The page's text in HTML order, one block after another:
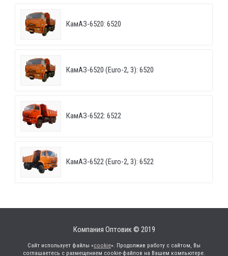
КамАЗ-6520: 6520
КамАЗ-6520 (Euro-2, 3): 6520
КамАЗ-6522: 6522
КамАЗ-6522 (Euro-2, 3): 6522
Компания Оптовик © 2019
Сайт использует файлы «cookie». Продолжив работу с сайтом, Вы
соглашаетесь с размещением cookie-файлов на Вашем компьютере.